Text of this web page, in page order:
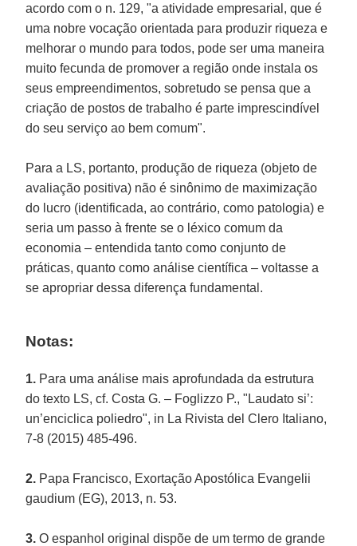
acordo com o n. 129, "a atividade empresarial, que é
uma nobre vocação orientada para produzir riqueza e
melhorar o mundo para todos, pode ser uma maneira
muito fecunda de promover a região onde instala os
seus empreendimentos, sobretudo se pensa que a
criação de postos de trabalho é parte imprescindível
do seu serviço ao bem comum".
Para a LS, portanto, produção de riqueza (objeto de
avaliação positiva) não é sinônimo de maximização
do lucro (identificada, ao contrário, como patologia) e
seria um passo à frente se o léxico comum da
economia – entendida tanto como conjunto de
práticas, quanto como análise científica – voltasse a
se apropriar dessa diferença fundamental.
Notas:
1. Para uma análise mais aprofundada da estrutura
do texto LS, cf. Costa G. – Foglizzo P., "Laudato si’:
un’enciclica poliedro", in La Rivista del Clero Italiano,
7-8 (2015) 485-496.
2. Papa Francisco, Exortação Apostólica Evangelii
gaudium (EG), 2013, n. 53.
3. O espanhol original dispõe de um termo de grande